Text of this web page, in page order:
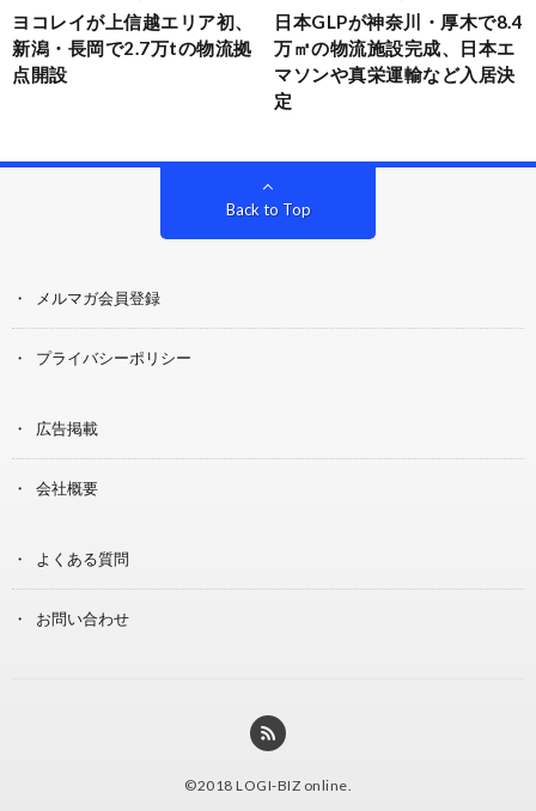
ヨコレイが上信越エリア初、
新潟・長岡で2.7万tの物流拠
点開設
日本GLPが神奈川・厚木で8.4
万㎡の物流施設完成、日本エ
マソンや真栄運輸など入居決
定
Back to Top
メルマガ会員登録
プライバシーポリシー
広告掲載
会社概要
よくある質問
お問い合わせ
©2018 LOGI-BIZ online